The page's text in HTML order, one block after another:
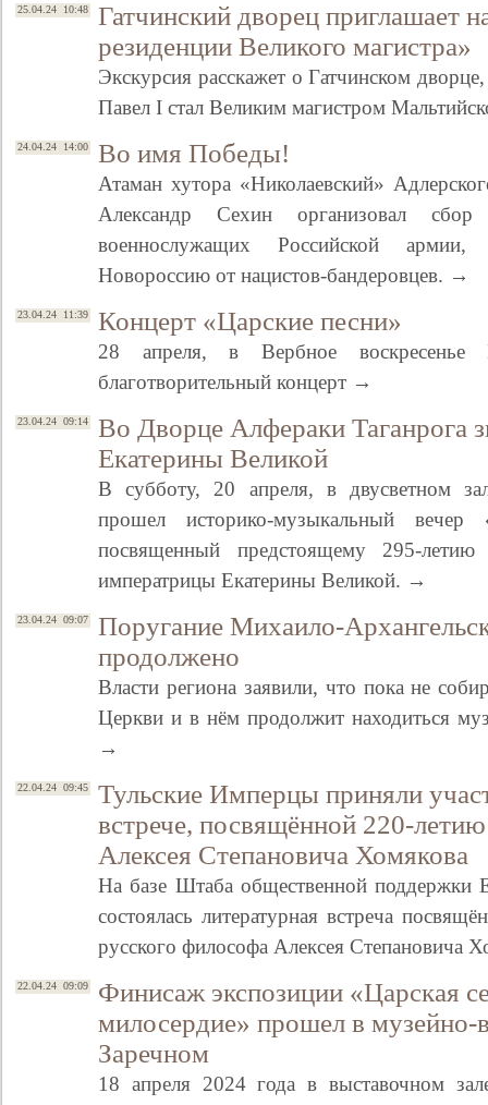
25.04.24 10:48
Гатчинский дворец приглашает
резиденции Великого магистра»
Экскурсия расскажет о Гатчинском
Павел I стал Великим магистром
24.04.24 14:00 Во имя Победы!
Атаман хутора «Николаевский»
Александр Сехин организовал
военнослужащих Российской
Новороссию от нацистов-бандеровцев. →
23.04.24 11:39 Концерт «Царские песни»
28 апреля, в Вербное
благотворительный концерт →
23.04.24 09:14
Во Дворце Алфераки Таганрога
Екатерины Великой
В субботу, 20 апреля, в двусветном
прошел историко-музыкальный
посвященный предстоящему 295-
императрицы Екатерины Великой. →
23.04.24 09:07
Поругание Михаило-
продолжено
Власти региона заявили, что пока не
Церкви и в нём продолжит находиться
→
22.04.24 09:45
Тульские Имперцы приняли
встрече, посвящённой 220-
Алексея Степановича Хомякова
На базе Штаба общественной поддержки
состоялась литературная встреча
русского философа Алексея Степановича
22.04.24 09:09
Финисаж экспозиции «Царская
милосердие» прошел в музейно-
Заречном
18 апреля 2024 года в выставочном